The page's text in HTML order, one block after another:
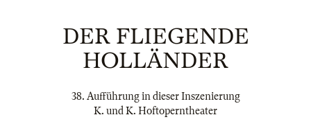
DER FLIEGENDE
HOLLÄNDER
38. Aufführung in dieser Inszenierung
K. und K. Hoftoperntheater